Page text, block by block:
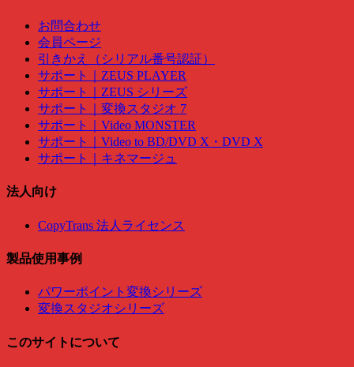
お問合わせ
会員ページ
引きかえ（シリアル番号認証）
サポート｜ZEUS PLAYER
サポート｜ZEUS シリーズ
サポート｜変換スタジオ 7
サポート｜Video MONSTER
サポート｜Video to BD/DVD X・DVD X
サポート｜キネマージュ
法人向け
CopyTrans 法人ライセンス
製品使用事例
パワーポイント変換シリーズ
変換スタジオシリーズ
このサイトについて